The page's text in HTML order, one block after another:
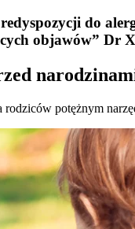
do
objawów” Dr
potężnym